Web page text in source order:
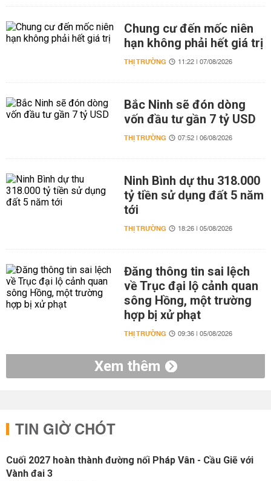
Chung cư đến mốc niên
hạn không phải hết giá trị
THỊ TRƯỜNG 11:22 | 07/08/2026
Bắc Ninh sẽ đón dòng
vốn đầu tư gần 7 tỷ USD
THỊ TRƯỜNG 07:52 | 06/08/2026
Ninh Bình dự thu 318.000
tỷ tiền sử dụng đất 5 năm
tới
THỊ TRƯỜNG 18:26 | 05/08/2026
Đăng thông tin sai lệch
về Trục đại lộ cảnh quan
sông Hồng, một trường
hợp bị xử phạt
THỊ TRƯỜNG 09:36 | 05/08/2026
Xem thêm
TIN GIỜ CHÓT
Cuối 2027 hoàn thành đường nối Pháp Vân - Cầu Giẽ với
Vành đai 3